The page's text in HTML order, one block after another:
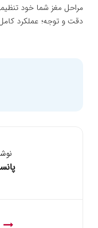
مراحل مغز شما خود
دقت و توجه؛ عملکرد